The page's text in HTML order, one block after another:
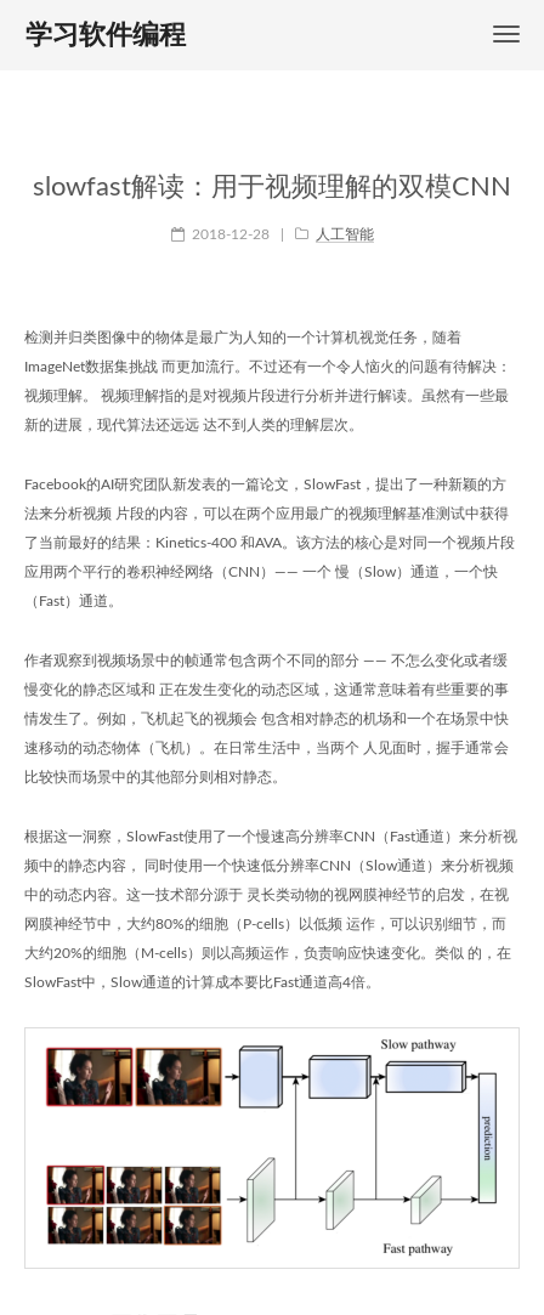
学习软件编程
slowfast解读：用于视频理解的双模CNN
2018-12-28 人工智能
检测并归类图像中的物体是最广为人知的一个计算机视觉任务，随着
ImageNet数据集挑战 而更加流行。不过还有一个令人恼火的问题有待解决：
视频理解。 视频理解指的是对视频片段进行分析并进行解读。虽然有一些最
新的进展，现代算法还远远 达不到人类的理解层次。
Facebook的AI研究团队新发表的一篇论文，SlowFast，提出了一种新颖的方
法来分析视频 片段的内容，可以在两个应用最广的视频理解基准测试中获得
了当前最好的结果：Kinetics-400 和AVA。该方法的核心是对同一个视频片段
应用两个平行的卷积神经网络（CNN）—— 一个 慢（Slow）通道，一个快
（Fast）通道。
作者观察到视频场景中的帧通常包含两个不同的部分 —— 不怎么变化或者缓
慢变化的静态区域和 正在发生变化的动态区域，这通常意味着有些重要的事
情发生了。例如，飞机起飞的视频会 包含相对静态的机场和一个在场景中快
速移动的动态物体（飞机）。在日常生活中，当两个 人见面时，握手通常会
比较快而场景中的其他部分则相对静态。
根据这一洞察，SlowFast使用了一个慢速高分辨率CNN（Fast通道）来分析视
频中的静态内容， 同时使用一个快速低分辨率CNN（Slow通道）来分析视频
中的动态内容。这一技术部分源于 灵长类动物的视网膜神经节的启发，在视
网膜神经节中，大约80%的细胞（P-cells）以低频 运作，可以识别细节，而
大约20%的细胞（M-cells）则以高频运作，负责响应快速变化。类似 的，在
SlowFast中，Slow通道的计算成本要比Fast通道高4倍。